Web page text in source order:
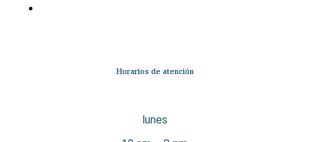
Horarios de atención
lunes